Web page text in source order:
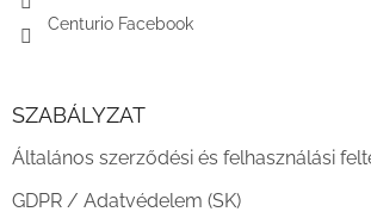
Centurio Facebook
SZABÁLYZAT
Általános szerződési és felhasználási
GDPR / Adatvédelem (SK)